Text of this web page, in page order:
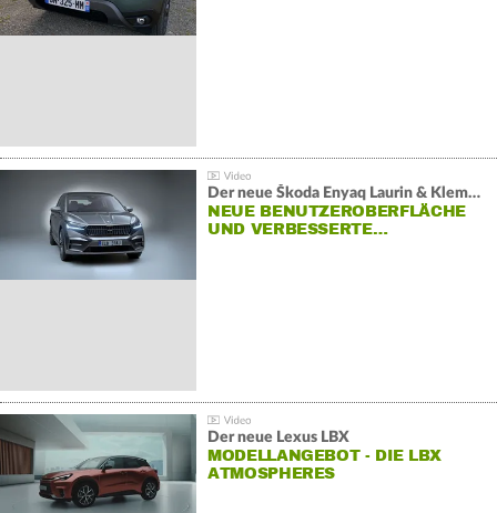
Der neue Škoda Enyaq Laurin & Klement
NEUE BENUTZEROBERFLÄCHE
UND VERBESSERTE…
Der neue Lexus LBX
MODELLANGEBOT - DIE LBX
ATMOSPHERES